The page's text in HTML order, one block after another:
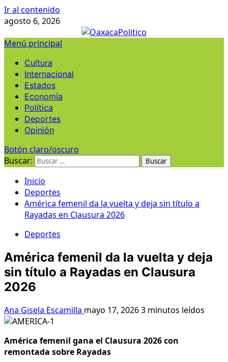
Ir al contenido
agosto 6, 2026
Menú principal
Cultura
Internacional
Estados
Economía
Política
Deportes
Opinión
Botón claro/oscuro
Buscar:
Inicio
Deportes
América femenil da la vuelta y deja sin título a
Rayadas en Clausura 2026
Deportes
América femenil da la vuelta y deja
sin título a Rayadas en Clausura
2026
Ana Gisela Escamilla mayo 17, 20263 minutos leídos
América femenil gana el Clausura 2026 con
remontada sobre Rayadas